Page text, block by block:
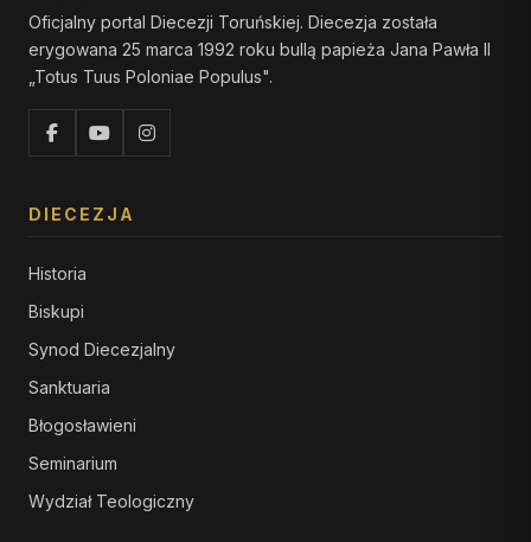
Oficjalny portal Diecezji Toruńskiej. Diecezja została
erygowana 25 marca 1992 roku bullą papieża Jana Pawła II
„Totus Tuus Poloniae Populus".
DIECEZJA
Historia
Biskupi
Synod Diecezjalny
Sanktuaria
Błogosławieni
Seminarium
Wydział Teologiczny